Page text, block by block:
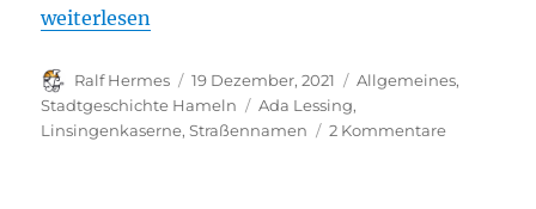
„Der „Geist“ der Linsingen-Kaserne: DEWEZET
weiterlesen
Autor
Ralf Hermes
Veröffentlicht
am
19 Dezember, 2021 Kategorien
Allgemeines,
Stadtgeschichte Hameln
Schlagwörter
Ada Lessing,
Linsingenkaserne,Straßennamen 2 Kommentarezu